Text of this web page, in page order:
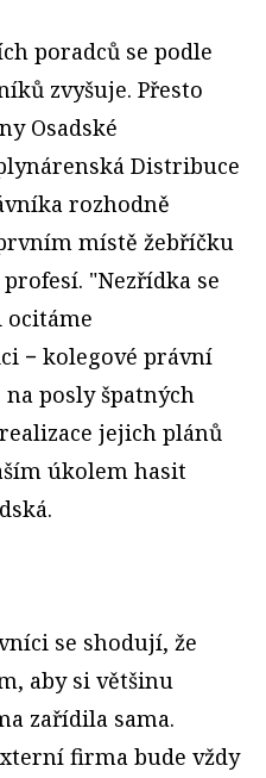
poradců se podle
zvyšuje. Přesto
Osadské
Distribuce
rozhodně
místě žebříčku
"Nezřídka se
− kolegové právní
posly špatných
jejich plánů
úkolem hasit
se shodují, že
aby si většinu
zařídila sama.
firma bude vždy